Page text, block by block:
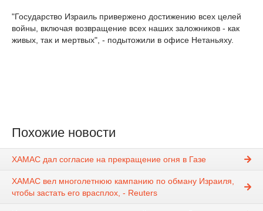
"Государство Израиль привержено достижению всех целей
войны, включая возвращение всех наших заложников - как
живых, так и мертвых", - подытожили в офисе Нетаньяху.
Похожие новости
ХАМАС дал согласие на прекращение огня в Газе
ХАМАС вел многолетнюю кампанию по обману Израиля,
чтобы застать его врасплох, - Reuters